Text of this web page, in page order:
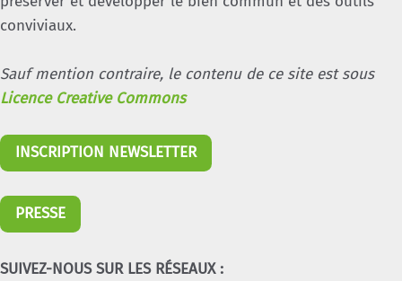
conviviaux.
Sauf mention contraire, le contenu de ce site est sous
Licence Creative Commons
INSCRIPTION NEWSLETTER
PRESSE
SUIVEZ-NOUS SUR LES RÉSEAUX :